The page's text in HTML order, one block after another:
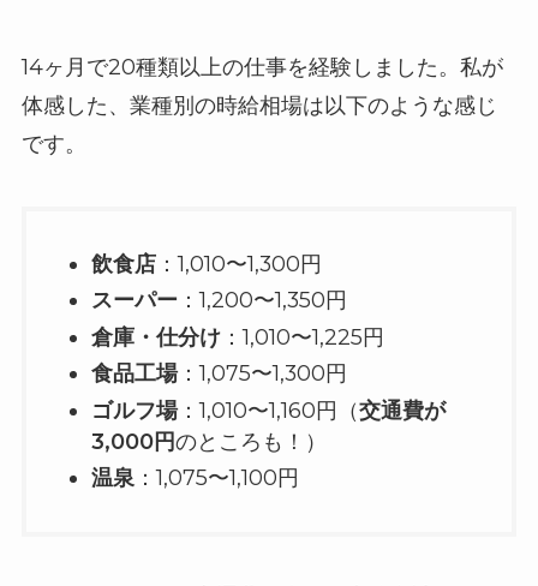
14ヶ月で20種類以上の仕事を経験しました。私が
体感した、業種別の時給相場は以下のような感じ
です。
飲食店：1,010〜1,300円
スーパー ：1,200〜1,350円
倉庫・仕分け：1,010〜1,225円
食品工場：1,075〜1,300円
ゴルフ場：1,010〜1,160円（交通費が
3,000円のところも！）
温泉：1,075〜1,100円